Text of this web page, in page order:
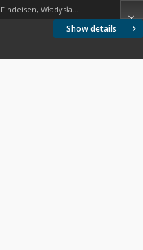
Show details
Findeisen, Władysław (1926-2023)